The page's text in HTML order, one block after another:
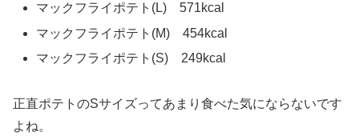
マックフライポテト(L) 571kcal
マックフライポテト(M) 454kcal
マックフライポテト(S) 249kcal
正直ポテトのSサイズってあまり食べた気にならないです
よね。